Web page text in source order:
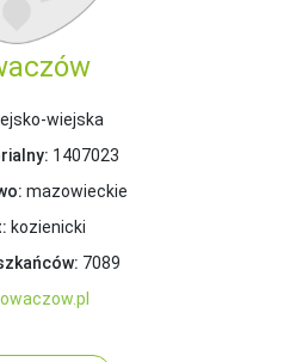
wiejska
1407023
mazowieckie
kozienicki
7089